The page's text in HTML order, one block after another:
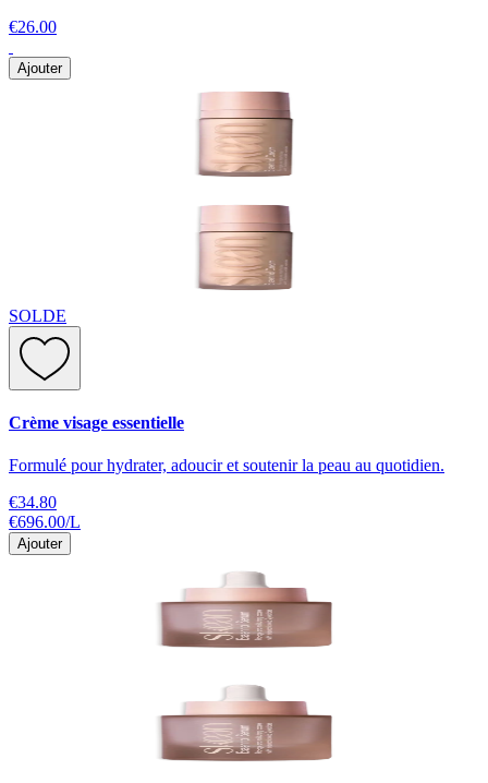
€26.00
Ajouter
SOLDE
Crème visage essentielle
Formulé pour hydrater, adoucir et soutenir la peau au quotidien.
€34.80
€696.00/L
Ajouter